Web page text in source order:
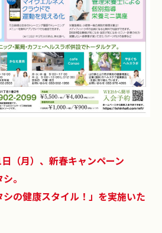
（月）、新春キャンペーン
。
シの健康スタイル！」を実施いた